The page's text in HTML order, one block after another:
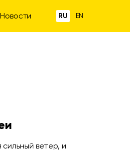
Новости RU EN
ветер, и